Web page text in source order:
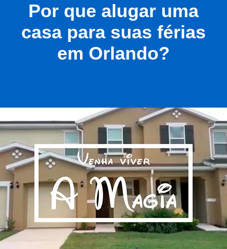
Por que alugar uma
casa para suas férias
em Orlando?